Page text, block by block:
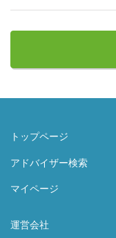
で、口数複利に
れ、相場の落ち
す。 今回の新
が、こういう時
いる資金があれ
くのが長期的
うのが市場のリ
トップページ
アドバイザー検索
マイページ
運営会社